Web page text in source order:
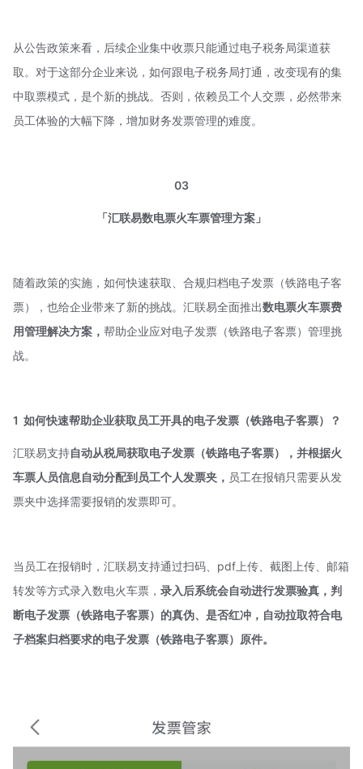
从公告政策来看，后续企业集中收票只能通过电子税务局渠道获
取。对于这部分企业来说，如何跟电子税务局打通，改变现有的集
中取票模式，是个新的挑战。否则，依赖员工个人交票，必然带来
员工体验的大幅下降，增加财务发票管理的难度。
03
「汇联易数电票火车票管理方案」
随着政策的实施，如何快速获取、合规归档电子发票（铁路电子客
票），也给企业带来了新的挑战。汇联易全面推出数电票火车票费
用管理解决方案， 帮助企业应对电子发票（铁路电子客票）管理挑
战。
1 如何快速帮助企业获取员工开具的电子发票（铁路电子客票）？
汇联易支持自动从税局获取电子发票（铁路电子客票），并根据火
车票人员信息自动分配到员工个人发票夹， 员工在报销只需要从发
票夹中选择需要报销的发票即可。
当员工在报销时，汇联易支持通过扫码、pdf上传、截图上传、邮箱
转发等方式录入数电火车票， 录入后系统会自动进行发票验真，判
断电子发票（铁路电子客票）的真伪、是否红冲，自动拉取符合电
子档案归档要求的电子发票（铁路电子客票）原件。